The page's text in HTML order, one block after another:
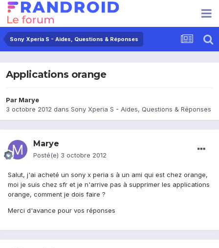
Sony Xperia S - Aides, Questions & Réponses
Applications orange
Par Marye
3 octobre 2012 dans Sony Xperia S - Aides, Questions & Réponses
Marye
Posté(e) 3 octobre 2012
Salut, j'ai acheté un sony x peria s à un ami qui est chez orange,
moi je suis chez sfr et je n'arrive pas à supprimer les applications
orange, comment je dois faire ?
Merci d'avance pour vos réponses